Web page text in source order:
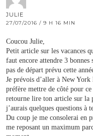
JULIE
27/07/2016 / 9 H 16 MIN
Coucou Julie,
Petit article sur les vacances
faut encore attendre 3
pas de départ prévu cette
Je prévois d’aller à New York
préfère mettre de côté pour
retourne lire ton article sur la
j’aurais quelques questions à
Du coup je me consolerai en
me reposant un maximum